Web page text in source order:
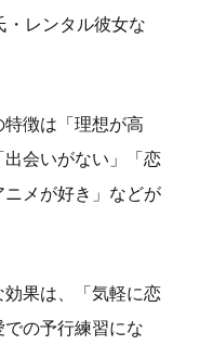
・レンタル彼女な
徴は「理想が高
会いがない」「恋
メが好き」などが
果は、「気軽に恋
の予行練習にな